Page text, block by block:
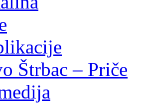
Štrbac – Priče